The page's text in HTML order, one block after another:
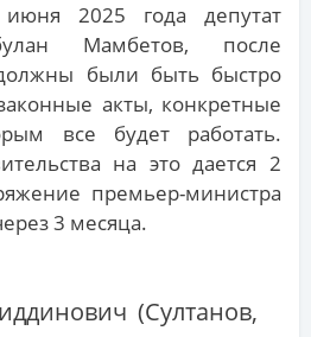
2025 года депутат
Мамбетов, после
были быть быстро
акты, конкретные
все будет работать.
на это дается 2
премьер-министра
3 месяца.
(Султанов,